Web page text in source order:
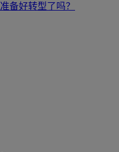
准备好转型了吗？